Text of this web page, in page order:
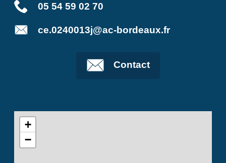
05 54 59 02 70
ce.0240013j@ac-bordeaux.fr
Contact
+
−